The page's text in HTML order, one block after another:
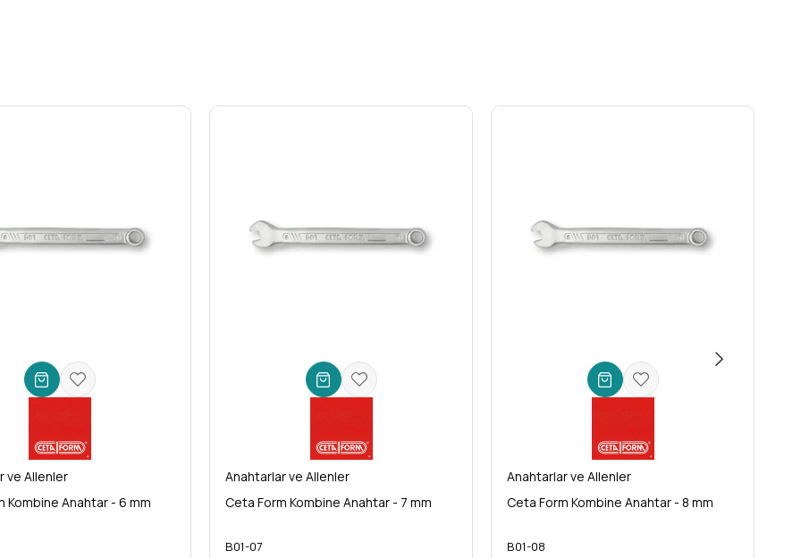
* **Marka:** Ceta Form * **Özellik:** Uzun Tip (Daha fazla erişim için uzatılmış gövde) * **Ağız Ölçüleri:** 13 mm ve 17 mm
endüstriyel bakım ve profesyonel atölyeler. Bu **dayanıklı anahtar**, her detayı düşünülerek tasarlanmıştır. İster
ve Allenler
Kombine Anahtar - 6 mm
Anahtarlar ve Allenler
Ceta Form Kombine Anahtar - 7 mm
B01-07
Anahtarlar ve Allenler
Ceta Form Kombine Anahtar - 8 mm
B01-08